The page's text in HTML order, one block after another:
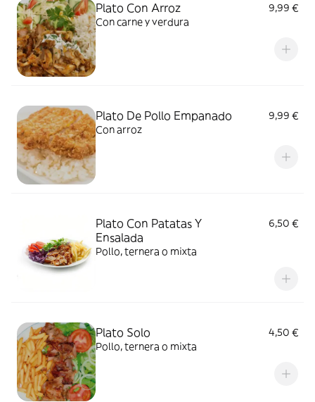
Plato Con Arroz
9,99 €
Con carne y verdura
Plato De Pollo Empanado
9,99 €
Con arroz
Plato Con Patatas Y
Ensalada
6,50 €
Pollo, ternera o mixta
Plato Solo
4,50 €
Pollo, ternera o mixta